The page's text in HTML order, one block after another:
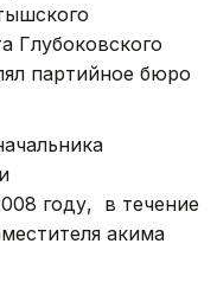
Глубоковского
партийное бюро
году, в течение
акима